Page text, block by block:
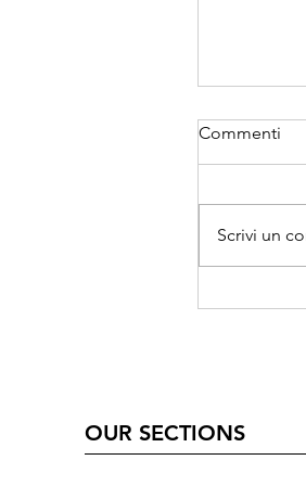
Commenti
Scrivi un
OUR SECTIONS